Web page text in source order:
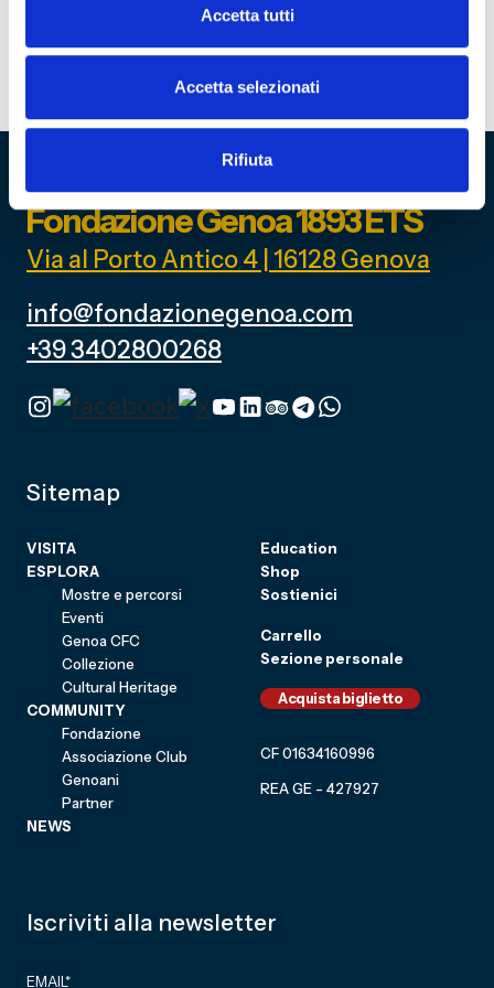
Accetta tutti
Accetta selezionati
Rifiuta
della Storia del Genoa, Via al Porto Antico 4, Genova.Il costo
Fondazione Genoa 1893 ETS
Via al Porto Antico 4 | 16128 Genova
info@fondazionegenoa.com
+39 3402800268
Sitemap
VISITA
ESPLORA
Mostre e percorsi
Eventi
Genoa CFC
Collezione
Cultural Heritage
COMMUNITY
Fondazione
Associazione Club
Genoani
Partner
NEWS
Education
Shop
Sostienici
Carrello
Sezione personale
Acquista biglietto
CF 01634160996
REA GE - 427927
Iscriviti alla newsletter
EMAIL*